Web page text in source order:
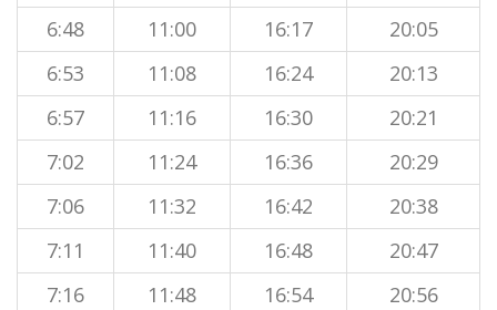
6:48
11:00 16:17
20:05
6:53
11:08 16:24
20:13
6:57
11:16 16:30
20:21
7:02
11:24 16:36
20:29
7:06
11:32 16:42
20:38
7:11
11:40 16:48
20:47
7:16
11:48 16:54
20:56